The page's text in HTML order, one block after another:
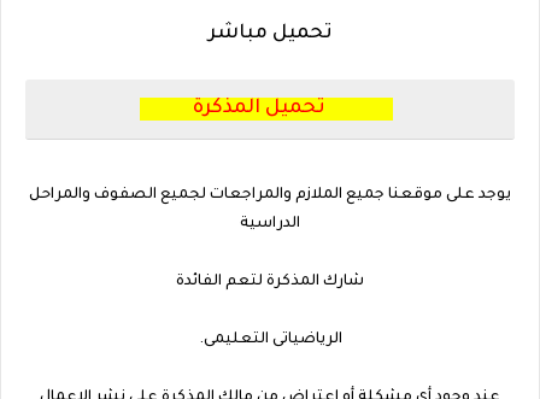
تحميل مباشر
تحميل المذكرة
يوجد على موقعنا جميع الملازم والمراجعات لجميع الصفوف والمراحل
الدراسية
شارك المذكرة لتعم الفائدة
الرياضياتى التعليمى.